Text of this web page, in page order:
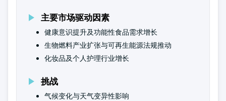
主要市场驱动因素
健康意识提升及功能性食品需求增长
生物燃料产业扩张与可再生能源法规推动
化妆品及个人护理行业增长
挑战
气候变化与天气变异性影响